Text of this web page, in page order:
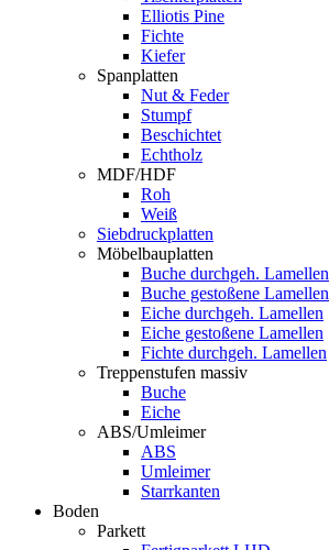
Elliotis Pine
Fichte
Kiefer
Spanplatten
Nut & Feder
Stumpf
Beschichtet
Echtholz
MDF/HDF
Roh
Weiß
Siebdruckplatten
Möbelbauplatten
Buche durchgeh. Lamellen
Buche gestoßene Lamellen
Eiche durchgeh. Lamellen
Eiche gestoßene Lamellen
Fichte durchgeh. Lamellen
Treppenstufen massiv
Buche
Eiche
ABS/Umleimer
ABS
Umleimer
Starrkanten
Boden
Parkett